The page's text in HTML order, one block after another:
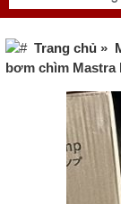
Trang chủ »
bơm chìm Mastra